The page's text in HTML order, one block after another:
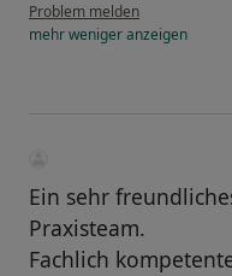
Problem melden
mehrwenigeranzeigen
Ein sehr
Praxisteam.
Fachlich